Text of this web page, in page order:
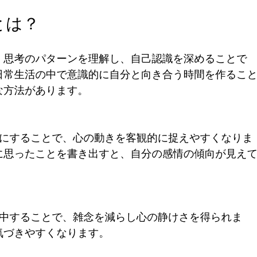
？
考のパターンを理解し、自己認識を深めることで
生活の中で意識的に自分と向き合う時間を作ること
法があります。
ったことを書き出すと、自分の感情の傾向が見えて
きやすくなります。